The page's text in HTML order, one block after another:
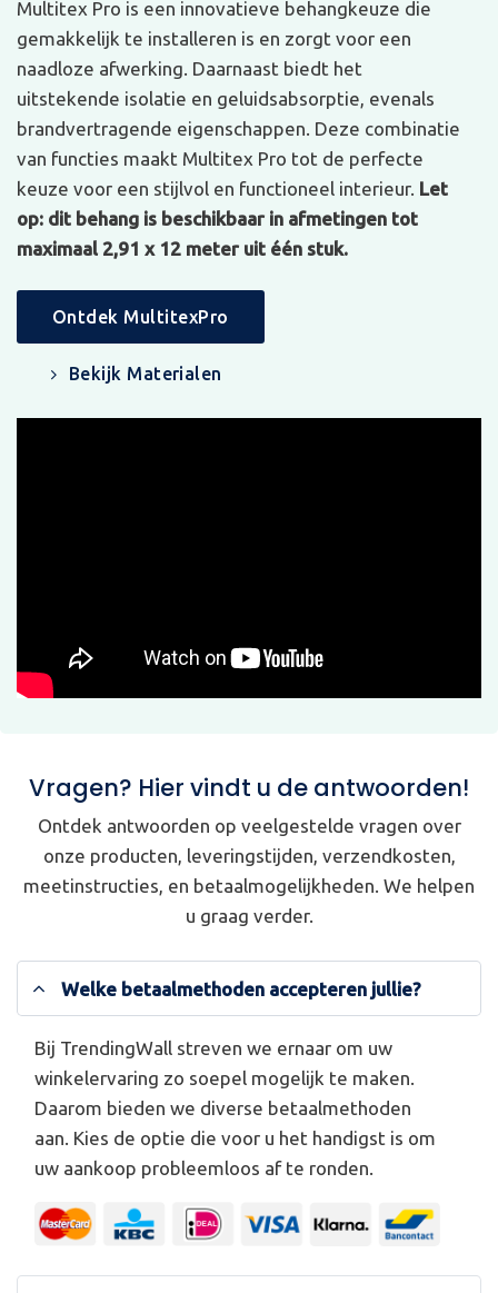
Multitex Pro is een innovatieve behangkeuze die
gemakkelijk te installeren is en zorgt voor een
naadloze afwerking. Daarnaast biedt het
uitstekende isolatie en geluidsabsorptie, evenals
brandvertragende eigenschappen. Deze combinatie
van functies maakt Multitex Pro tot de perfecte
keuze voor een stijlvol en functioneel interieur. Let
op: dit behang is beschikbaar in afmetingen tot
maximaal 2,91 x 12 meter uit één stuk.
Ontdek MultitexPro
Bekijk Materialen
Vragen? Hier vindt u de antwoorden!
Ontdek antwoorden op veelgestelde vragen over
onze producten, leveringstijden, verzendkosten,
meetinstructies, en betaalmogelijkheden. We helpen
u graag verder.
Welke betaalmethoden accepteren jullie?
Bij TrendingWall streven we ernaar om uw
winkelervaring zo soepel mogelijk te maken.
Daarom bieden we diverse betaalmethoden
aan. Kies de optie die voor u het handigst is om
uw aankoop probleemloos af te ronden.